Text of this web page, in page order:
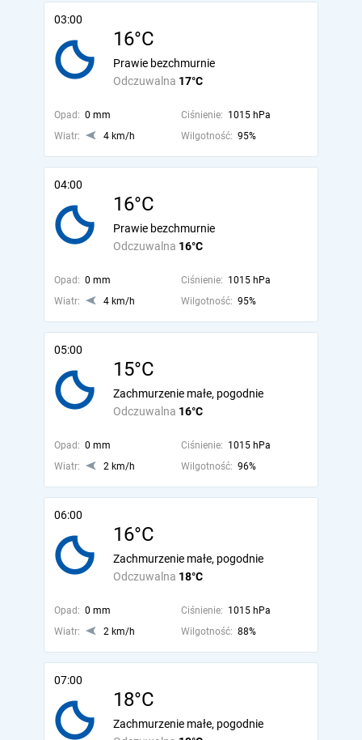
03:00
16°C
Odczuwalna 17°C
Prawie bezchmurnie
Opad: 0 mm Ciśnienie: 1015 hPa
Wiatr:
4 km/h Wilgotność: 95%
04:00
16°C
Odczuwalna 16°C
Prawie bezchmurnie
Opad: 0 mm Ciśnienie: 1015 hPa
Wiatr:
4 km/h Wilgotność: 95%
05:00
15°C
Odczuwalna 16°C
Zachmurzenie małe, pogodnie
Opad: 0 mm Ciśnienie: 1015 hPa
Wiatr:
2 km/h Wilgotność: 96%
06:00
16°C
Odczuwalna 18°C
Zachmurzenie małe, pogodnie
Opad: 0 mm Ciśnienie: 1015 hPa
Wiatr:
2 km/h Wilgotność: 88%
07:00
18°C
Zachmurzenie małe, pogodnie